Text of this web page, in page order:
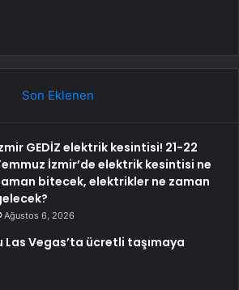
Son Eklenen
GEDİZ elektrik kesintisi! 21-22
İzmir’de elektrik kesintisi ne
bitecek, elektrikler ne zaman
Ağustos 6, 2026
Las Vegas’ta ücretli taşımaya